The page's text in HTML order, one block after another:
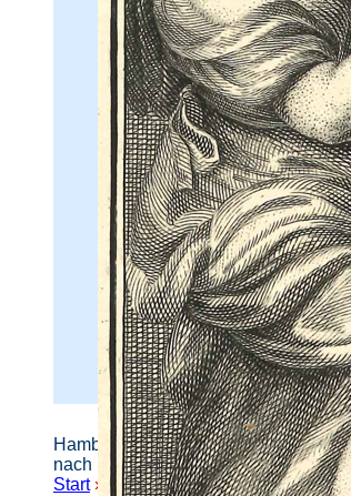
Hamburger Straßennamen -
nach Personen benannt
Start» Erweiterte Suche» Fritzschweg